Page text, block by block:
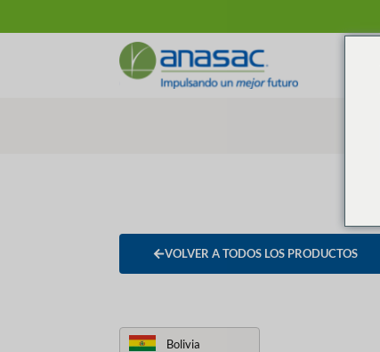
VOLVER A TODOS LOS PRODUCTOS
Bolivia